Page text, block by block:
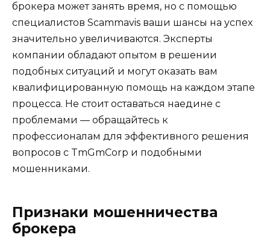
брокера может занять время, но с помощью
специалистов Scammavis ваши шансы на успех
значительно увеличиваются. Эксперты
компании обладают опытом в решении
подобных ситуаций и могут оказать вам
квалифицированную помощь на каждом этапе
процесса. Не стоит оставаться наедине с
проблемами — обращайтесь к
профессионалам для эффективного решения
вопросов с TmGmCorp и подобными
мошенниками.
Признаки мошенничества
брокера